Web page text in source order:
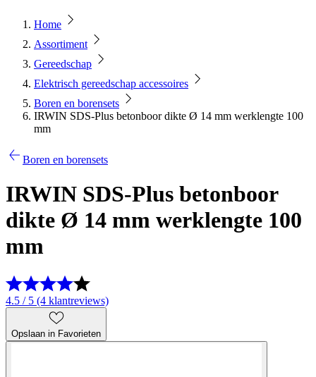
Home
Assortiment
Gereedschap
Elektrisch gereedschap accessoires
Boren en borensets
IRWIN SDS-Plus betonboor dikte Ø 14 mm werklengte 100
mm
Boren en borensets
IRWIN SDS-Plus betonboor
dikte Ø 14 mm werklengte 100
mm
4.5 / 5 (4 klantreviews)
Opslaan in Favorieten